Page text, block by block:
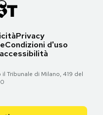
Privacy
Condizioni d'uso
Tribunale di Milano, 419 del